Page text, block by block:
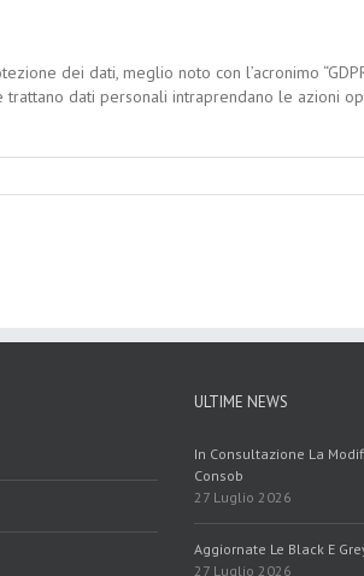
dei dati, meglio noto con l’acronimo
dati personali intraprendano le azioni
ULTIME NEWS
In Consultazione La
Consob
27 Luglio 2026
Aggiornate Le Black E
27 Luglio 2026